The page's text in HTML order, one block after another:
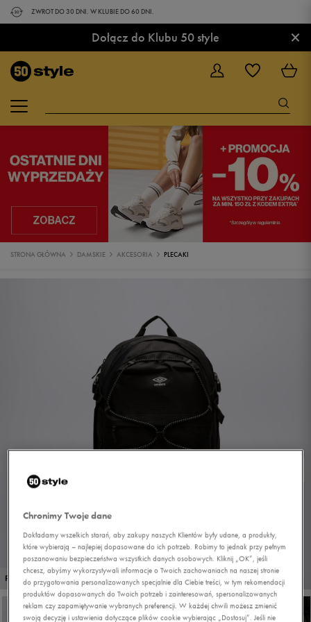
ZWROT DO 30 DNI. W KLUBIE DO 60 DNI.
Dołącz do Klubu 50 style ×
STRONA GŁÓWNA DAMSKIE AKCESORIA PLECAKI
PROMO: DO -30%
Chronimy Twoje dane
Dokładamy wszelkich starań, aby zakupy naszych Klientów były udane, a produkty,
które wybierają – najlepiej dopasowane do ich potrzeb. Robimy to jednak przy pełnym
poszanowaniu bezpieczeństwa wszystkich danych osobowych. Kliknij „OK”, jeśli
chcesz, abyśmy wykorzystywali informacje o Twoich zachowaniach na naszej stronie
do przygotowania personalizowanych specjalnie dla Ciebie treści, w tym rekomendacji
produktów dopasowanych do Twoich potrzeb i zainteresowań, spersonalizowanych
reklam czy zapamiętywanie wybranych preferencji. W każdej chwili możesz zmienić
swoją decyzję i ustawienia dotyczące plików cookie wybierając „Dostosuj”. Jeśli nie